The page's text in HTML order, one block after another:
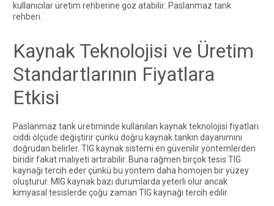
kullanıcılar üretim rehberine göz atabilir: Paslanmaz tank
rehberi
Kaynak Teknolojisi ve Üretim
Standartlarının Fiyatlara
Etkisi
Paslanmaz tank üretiminde kullanılan kaynak teknolojisi fiyatları
ciddi ölçüde değiştirir çünkü doğru kaynak tankın dayanımını
doğrudan belirler. TIG kaynak sistemi en güvenilir yöntemlerden
biridir fakat maliyeti artırabilir. Buna rağmen birçok tesis TIG
kaynağı tercih eder çünkü bu yöntem daha homojen bir yüzey
oluşturur. MIG kaynak bazı durumlarda yeterli olur ancak
kimyasal tesislerde çoğu zaman TIG kaynağı tercih edilir.